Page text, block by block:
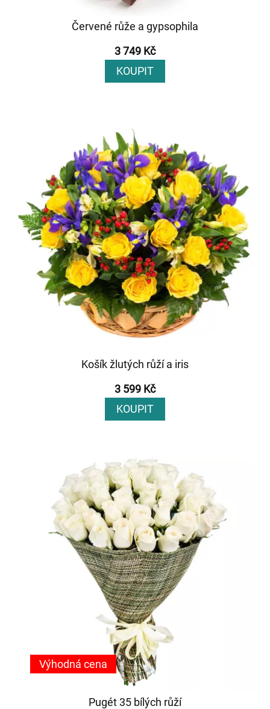
Červené růže a gypsophila
3 749 Kč
KOUPIT
Košík žlutých růží a iris
3 599 Kč
KOUPIT
Pugét 35 bílých růží
Výhodná cena